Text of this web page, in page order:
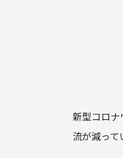
新型コロ
流が減って